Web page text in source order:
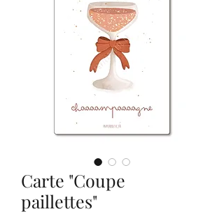
Carte "Coupe
paillettes"